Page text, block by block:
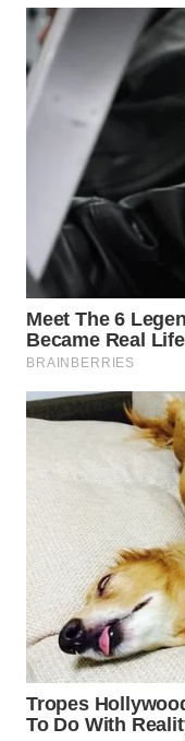
TIMUR
WN
SEMARANG
SOLO
WN
BOROBUDUR
WN
MADURA
WN
SURABAYA
NATUNA
WN
BINTAN
WN
MANDALIKA
WN